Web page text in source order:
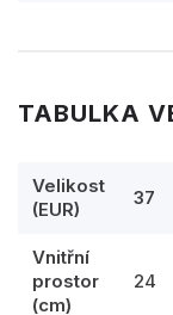
TABULKA
Velikost
(EUR)
37
Vnitřní
prostor
(cm)
24